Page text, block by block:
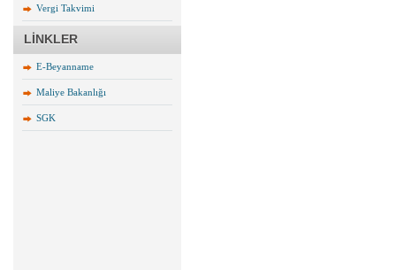
Vergi Takvimi
LİNKLER
E-Beyanname
Maliye Bakanlığı
SGK